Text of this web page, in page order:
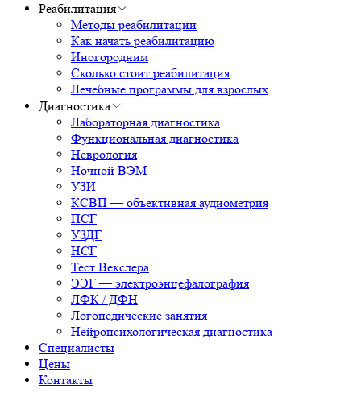
Реабилитация
Методы реабилитации
Как начать реабилитацию
Иногородним
Сколько стоит реабилитация
Лечебные программы для взрослых
Диагностика
Лабораторная диагностика
Функциональная диагностика
Неврология
Ночной ВЭМ
УЗИ
КСВП — объективная аудиометрия
ПСГ
УЗДГ
НСГ
Тест Векслера
ЭЭГ — электроэнцефалография
ЛФК / ДФН
Логопедические занятия
Нейропсихологическая диагностика
Специалисты
Цены
Контакты